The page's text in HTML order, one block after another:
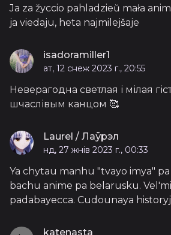
Ja za žyccio pahladzieŭ mała
ja viedaju, heta najmilejšaje
isadoramiller1
ат, 12 снеж 2023 г., 20:55
Неверагодна светлая і мілая
шчаслівым канцом 🥰
Laurel / Лаўрэл
нд, 27 жнів 2023 г., 00:33
Ya chytau manhu "tvayo imya"
bachu anime pa belarusku.
padabayecca. Cudounaya
katenasta